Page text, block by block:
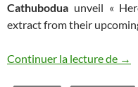
Cathubodua unveil «
extract from their
Continuer la lecture de →